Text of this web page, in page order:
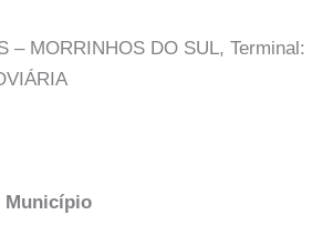
– MORRINHOS DO SUL, Terminal:
Município